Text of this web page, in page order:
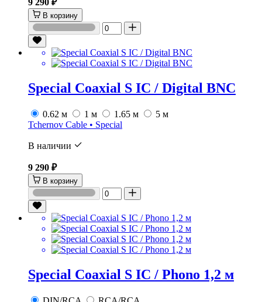
9 290 ₽
В корзину
Special Coaxial S IC / Digital BNC
0.62 м 1 м 1.65 м
5 м
Tchernov Cable • Special
В наличии
9 290 ₽
В корзину
Special Coaxial S IC / Phono 1,2 м